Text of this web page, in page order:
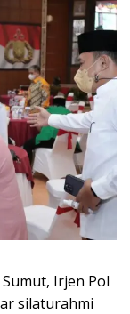
Irjen Pol
silaturahmi